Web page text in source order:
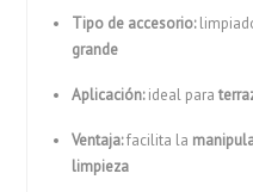
Tipo de accesorio:
grande
Aplicación:ideal para
Ventaja:facilita la
limpieza